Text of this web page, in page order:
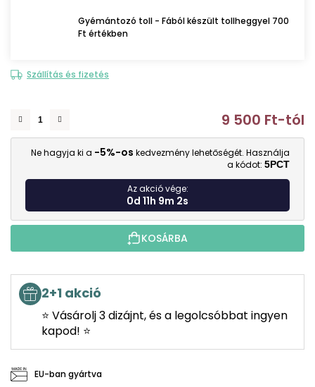
Gyémántozó toll - Fából készült tollheggyel 700
Ft értékben
Szállítás és fizetés
9 500 Ft-tól
Ne hagyja ki a -5%-os kedvezmény lehetőségét. Használja
a kódot: 5PCT
Az akció vége:
0d 11h 9m 0s
KOSÁRBA
2+1 akció
⭐ Vásárolj 3 dizájnt, és a legolcsóbbat ingyen
kapod! ⭐
EU-ban gyártva